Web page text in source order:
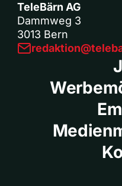
TeleBärn AG
Dammweg 3
3013 Bern